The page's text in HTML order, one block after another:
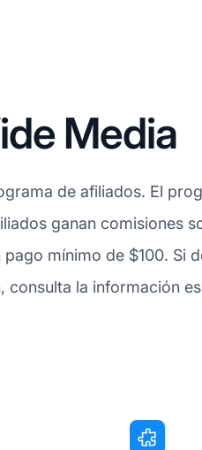
Media
de afiliados. El
ganan comisiones
mínimo de $100. Si
la información